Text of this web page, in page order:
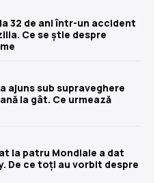
32 de ani într-un accident
Ce se știe despre
ajuns sub supraveghere
la gât. Ce urmează
la patru Mondiale a dat
De ce toți au vorbit despre